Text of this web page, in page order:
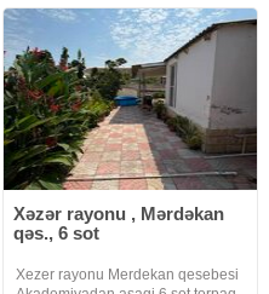
Xəzər rayonu , Mərdəkan
qəs., 6 sot
Xezer rayonu Merdekan qesebesi